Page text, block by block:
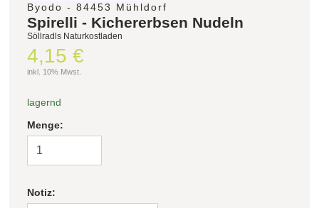
Byodo - 84453 Mühldorf
Spirelli - Kichererbsen Nudeln
Söllradls Naturkostladen
4,15 €
inkl. 10% Mwst.
lagernd
Menge:
Notiz: